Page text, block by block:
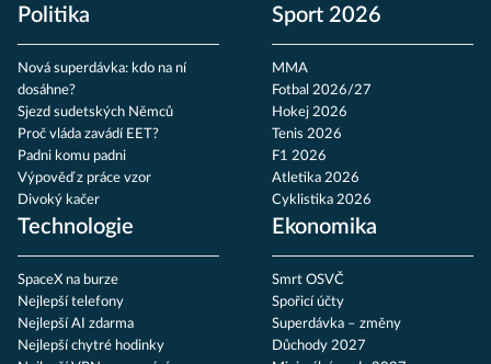
Politika
Nová superdávka: kdo na ní
dosáhne?
Sjezd sudetských Němců
Proč vláda zavádí EET?
Padni komu padni
Výpověď z práce vzor
Divoký kačer
Sport 2026
MMA
Fotbal 2026/27
Hokej 2026
Tenis 2026
F1 2026
Atletika 2026
Cyklistika 2026
Technologie
SpaceX na burze
Nejlepší telefony
Nejlepší AI zdarma
Nejlepší chytré hodinky
Ekonomika
Smrt OSVČ
Spořicí účty
Superdávka – změny
Důchody 2027